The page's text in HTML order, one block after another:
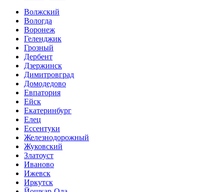
Волжский
Вологда
Воронеж
Геленджик
Грозный
Дербент
Дзержинск
Димитровград
Домодедово
Евпатория
Ейск
Екатеринбург
Елец
Ессентуки
Железнодорожный
Жуковский
Златоуст
Иваново
Ижевск
Иркутск